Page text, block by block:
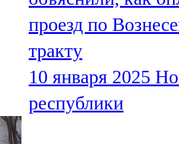
104,7 FM
Олы Әтнә
71,42 FM
Сарман
107,8 FM
проезд по
тракту
10 января 2025
республики